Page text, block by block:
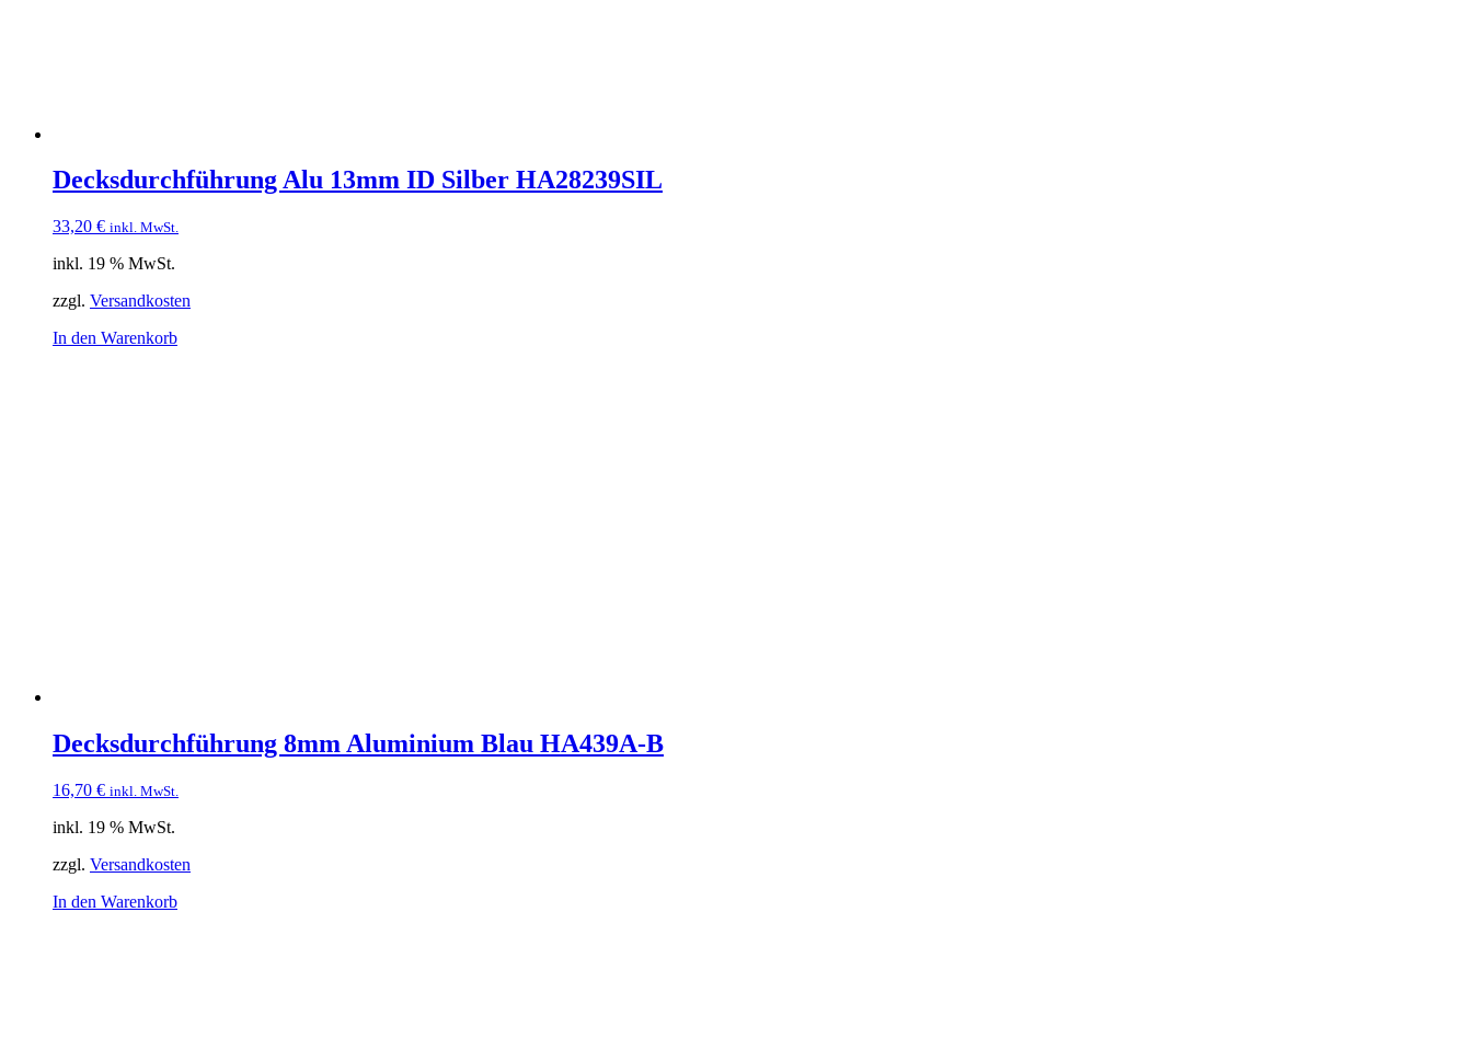
Decksdurchführung Alu 13mm ID Silber HA28239SIL
33,20 € inkl. MwSt.
inkl. 19 % MwSt.
zzgl. Versandkosten
In den Warenkorb
Decksdurchführung 8mm Aluminium Blau HA439A-B
16,70 € inkl. MwSt.
inkl. 19 % MwSt.
zzgl. Versandkosten
In den Warenkorb